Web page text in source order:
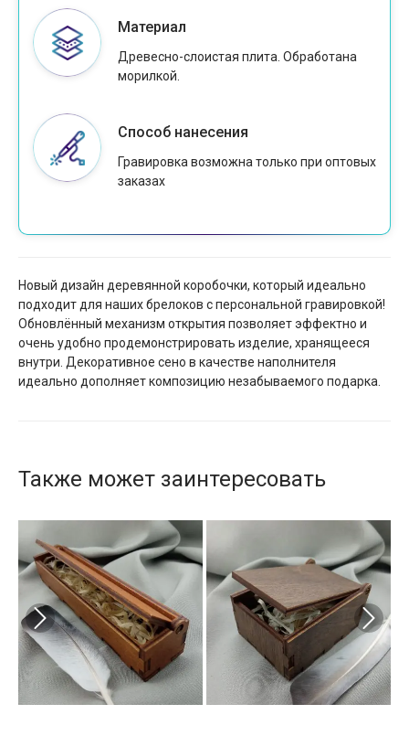
Материал
Древесно-слоистая плита. Обработана
морилкой.
Способ нанесения
Гравировка возможна только при оптовых
заказах
Новый дизайн деревянной коробочки, который идеально
подходит для наших брелоков с персональной гравировкой!
Обновлённый механизм открытия позволяет эффектно и
очень удобно продемонстрировать изделие, хранящееся
внутри. Декоративное сено в качестве наполнителя
идеально дополняет композицию незабываемого подарка.
Также может заинтересовать